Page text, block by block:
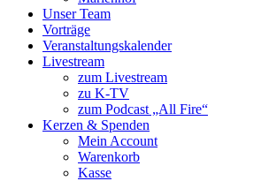
Unser Team
Vorträge
Veranstaltungskalender
Livestream
zum Livestream
zu K-TV
zum Podcast „All Fire“
Kerzen & Spenden
Mein Account
Warenkorb
Kasse